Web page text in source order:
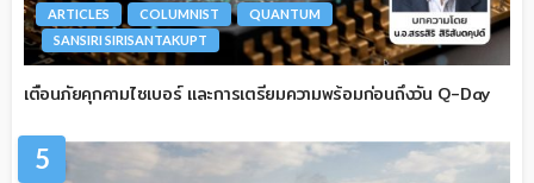
ARTICLES COLUMNIST
QUANTUM
SANSIRI SIRISANTAKUPT
เตือนภัยคุกคามไซเบอร์ และการเตรียมความพร้อมก่อนถึงวัน Q-Day
5